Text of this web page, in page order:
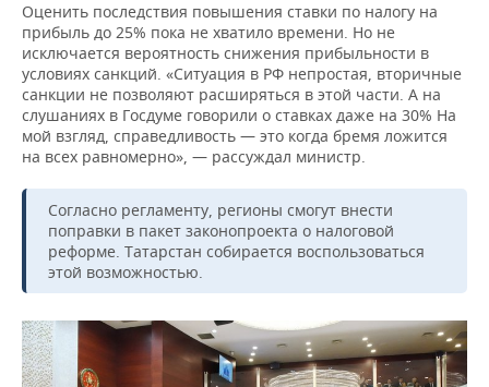
Оценить последствия повышения ставки по налогу на
прибыль до 25% пока не хватило времени. Но не
исключается вероятность снижения прибыльности в
условиях санкций. «Ситуация в РФ непростая, вторичные
санкции не позволяют расширяться в этой части. А на
слушаниях в Госдуме говорили о ставках даже на 30% На
мой взгляд, справедливость — это когда бремя ложится
на всех равномерно», — рассуждал министр.
Согласно регламенту, регионы смогут внести
поправки в пакет законопроекта о налоговой
реформе. Татарстан собирается воспользоваться
этой возможностью.